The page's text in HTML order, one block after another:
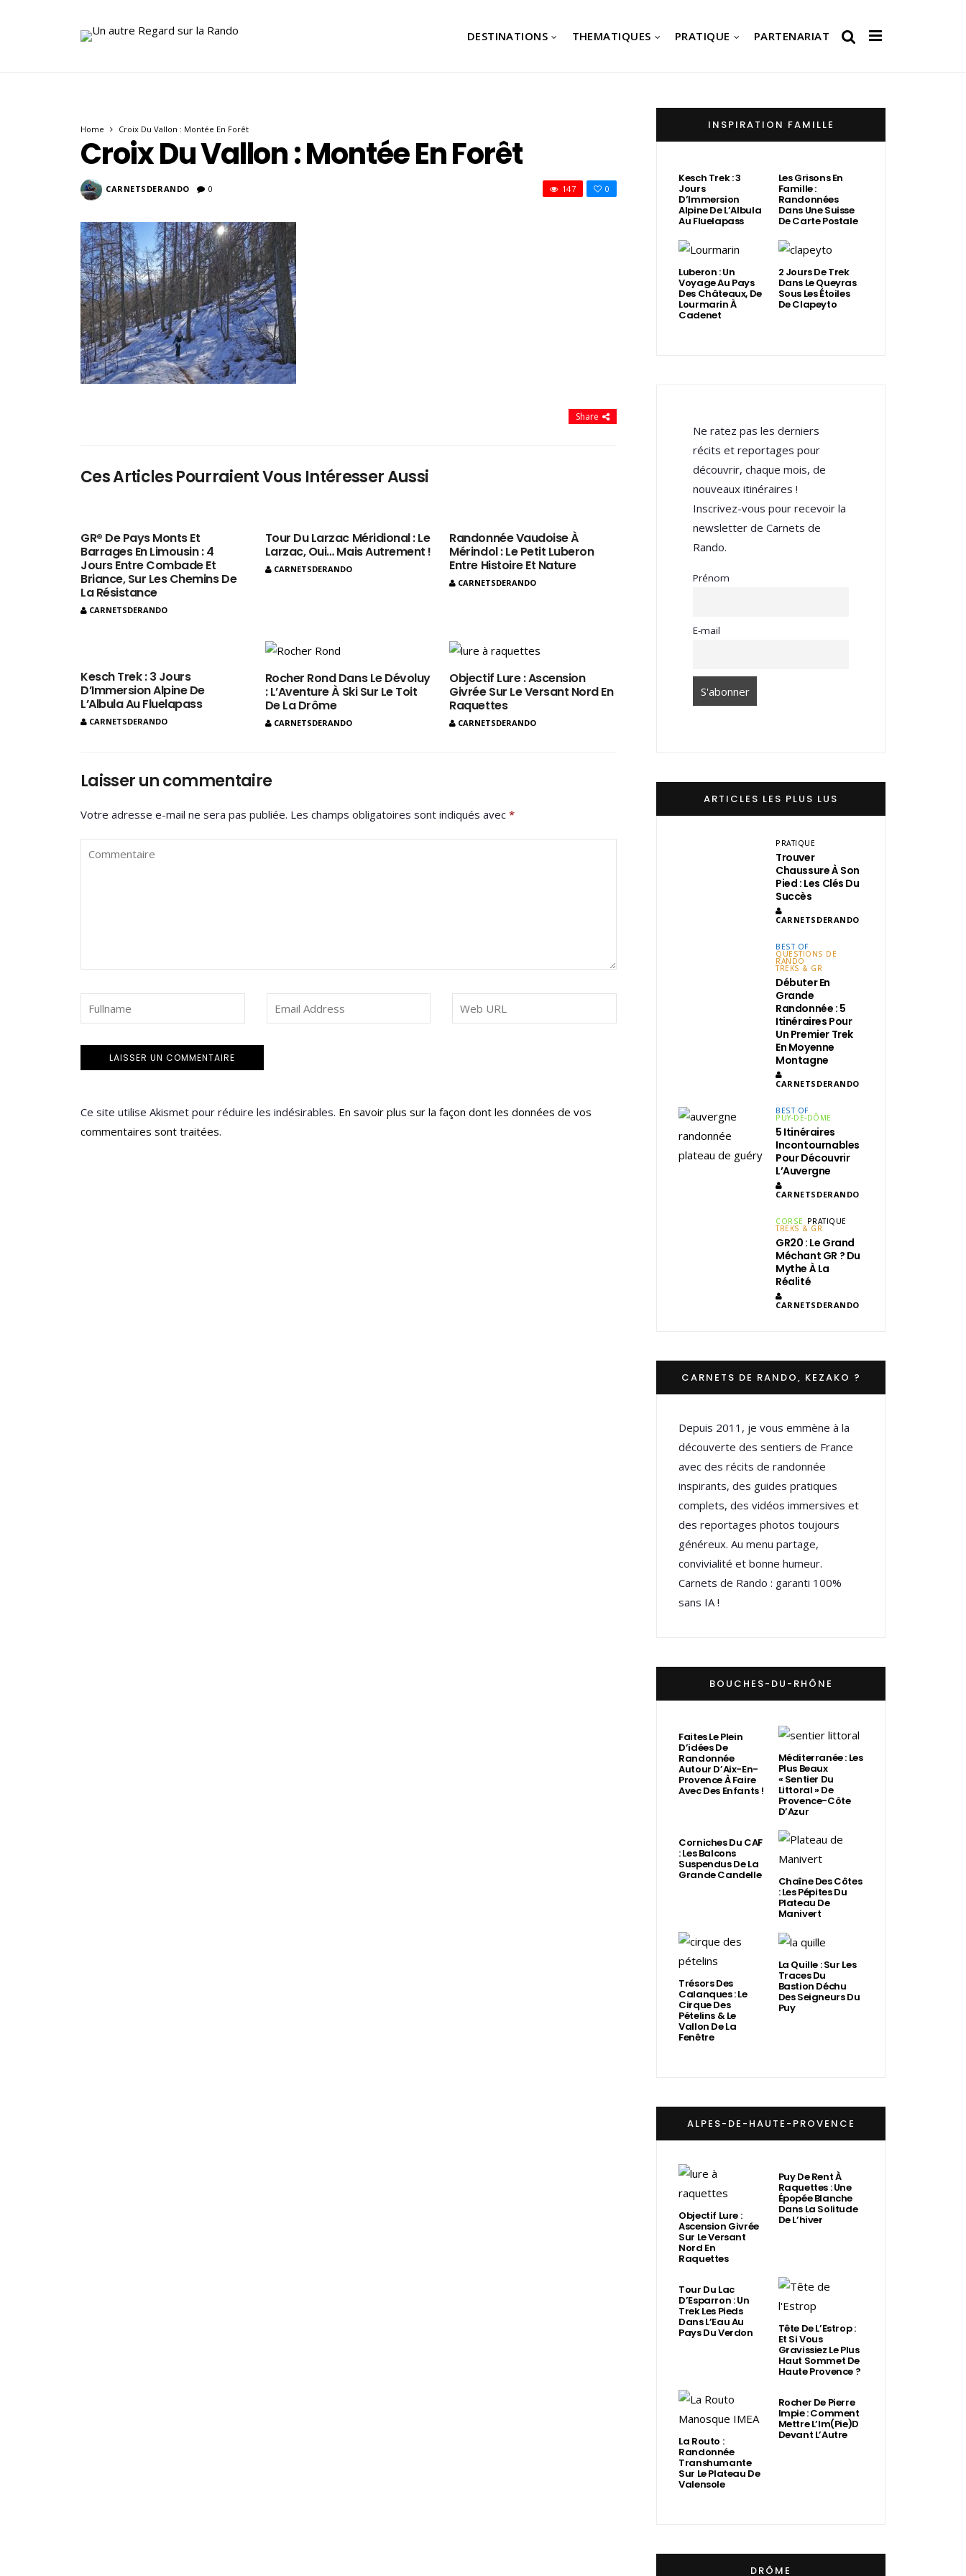
DESTINATIONS THEMATIQUES PRATIQUE PARTENARIAT
Home Croix Du Vallon : Montée En Forêt
Croix Du Vallon : Montée En Forêt
CARNETSDERANDO 0 0
147
Share
Ces Articles Pourraient Vous Intéresser Aussi
GR® De Pays Monts Et
Barrages En Limousin : 4
Jours Entre Combade Et
Briance, Sur Les Chemins De
La Résistance
CARNETSDERANDO
Tour Du Larzac Méridional : Le
Larzac, Oui… Mais Autrement !
CARNETSDERANDO
Randonnée Vaudoise À
Mérindol : Le Petit Luberon
Entre Histoire Et Nature
CARNETSDERANDO
Kesch Trek : 3 Jours
D’Immersion Alpine De
L’Albula Au Fluelapass
CARNETSDERANDO
Rocher Rond Dans Le Dévoluy
: L’Aventure À Ski Sur Le Toit
De La Drôme
CARNETSDERANDO
Objectif Lure : Ascension
Givrée Sur Le Versant Nord En
Raquettes
CARNETSDERANDO
Laisser un commentaire
Votre adresse e-mail ne sera pas publiée. Les champs obligatoires sont indiqués avec *
Ce site utilise Akismet pour réduire les indésirables. En savoir plus sur la façon dont les données de vos
commentaires sont traitées.
INSPIRATION FAMILLE
Kesch Trek : 3
Jours
D’Immersion
Alpine De L’Albula
Au Fluelapass
Les Grisons En
Famille :
Randonnées
Dans Une Suisse
De Carte Postale
Luberon : Un
Voyage Au Pays
Des Châteaux, De
Lourmarin À
Cadenet
2 Jours De Trek
Dans Le Queyras
Sous Les Étoiles
De Clapeyto
Ne ratez pas les derniers
récits et reportages pour
découvrir, chaque mois, de
nouveaux itinéraires !
Inscrivez-vous pour recevoir la
newsletter de Carnets de
Rando.
Prénom
E-mail
ARTICLES LES PLUS LUS
PRATIQUE
Trouver
Chaussure À Son
Pied : Les Clés Du
Succès
CARNETSDERANDO
BEST OF
QUESTIONS DE
RANDO
TREKS & GR
Débuter En
Grande
Randonnée : 5
Itinéraires Pour
Un Premier Trek
En Moyenne
Montagne
CARNETSDERANDO
BEST OF
PUY-DE-DÔME
5 Itinéraires
Incontournables
Pour Découvrir
L’Auvergne
CARNETSDERANDO
CORSE PRATIQUE
TREKS & GR
GR20 : Le Grand
Méchant GR ? Du
Mythe À La
Réalité
CARNETSDERANDO
CARNETS DE RANDO, KEZAKO ?
Depuis 2011, je vous emmène à la
découverte des sentiers de France
avec des récits de randonnée
inspirants, des guides pratiques
complets, des vidéos immersives et
des reportages photos toujours
généreux. Au menu partage,
convivialité et bonne humeur.
Carnets de Rando : garanti 100%
sans IA !
BOUCHES-DU-RHÔNE
Faites Le Plein
D’idées De
Randonnée
Autour D’Aix-En-
Provence À Faire
Avec Des Enfants !
Méditerranée : Les
Plus Beaux
« Sentier Du
Littoral » De
Provence-Côte
D’Azur
Corniches Du CAF
: Les Balcons
Suspendus De La
Grande Candelle Chaîne Des Côtes
: Les Pépites Du
Plateau De
Manivert
Trésors Des
Calanques : Le
Cirque Des
Pételins & Le
Vallon De La
Fenêtre
La Quille : Sur Les
Traces Du
Bastion Déchu
Des Seigneurs Du
Puy
ALPES-DE-HAUTE-PROVENCE
Objectif Lure :
Ascension Givrée
Sur Le Versant
Nord En
Raquettes
Puy De Rent À
Raquettes : Une
Épopée Blanche
Dans La Solitude
De L’hiver
Tour Du Lac
D’Esparron : Un
Trek Les Pieds
Dans L’Eau Au
Pays Du Verdon Tête De L’Estrop :
Et Si Vous
Gravissiez Le Plus
Haut Sommet De
Haute Provence ?
La Routo :
Randonnée
Transhumante
Sur Le Plateau De
Valensole
Rocher De Pierre
Impie : Comment
Mettre L’Im(Pie)d
Devant L’Autre
DRÔME